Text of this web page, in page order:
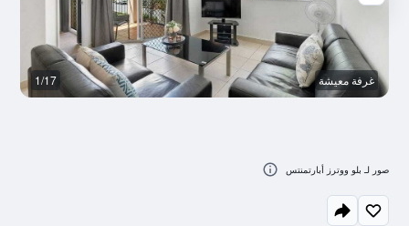
غرفة معيشة 1/17
صور لـ بلو ووترز أبارتمنتس